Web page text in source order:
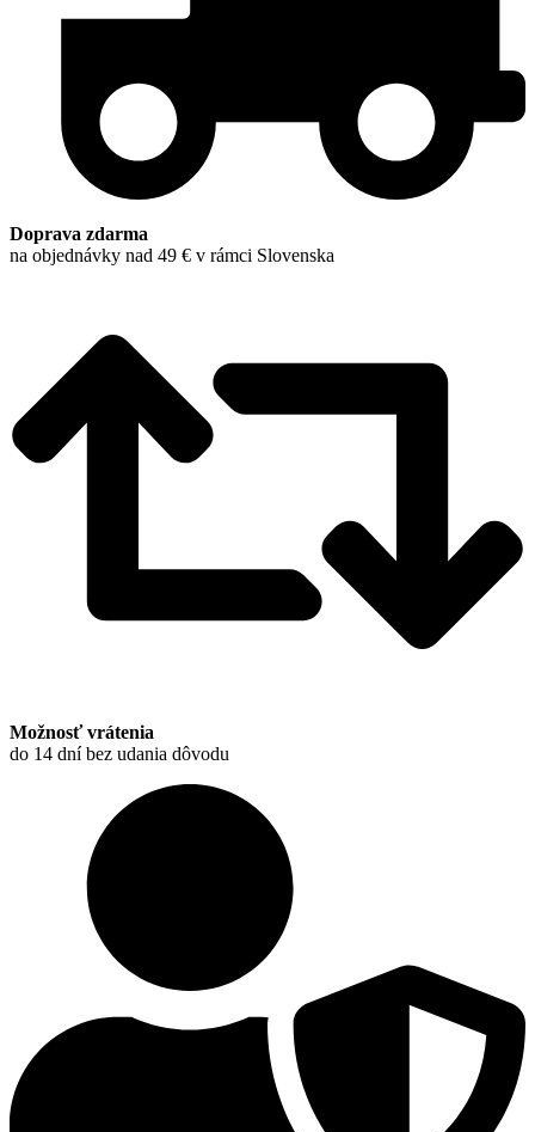
Doprava zdarma
na objednávky nad 49 € v rámci Slovenska
Možnosť vrátenia
do 14 dní bez udania dôvodu